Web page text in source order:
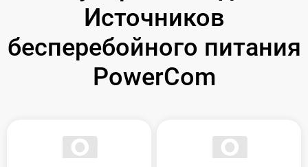
Источников
бесперебойного питания
PowerCom